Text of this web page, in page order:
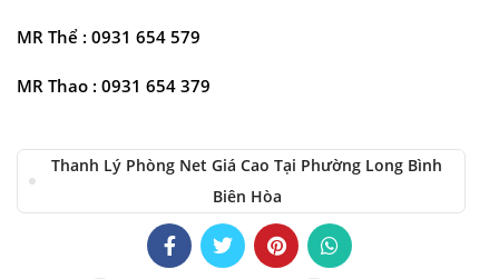
MR Thể : 0931 654 579
MR Thao : 0931 654 379
Thanh Lý Phòng Net Giá Cao Tại Phường Long Bình
Biên Hòa